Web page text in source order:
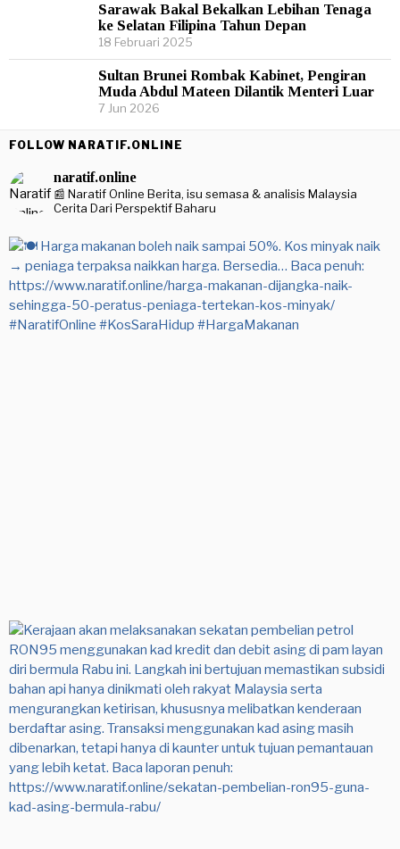
Sarawak Bakal Bekalkan Lebihan Tenaga
ke Selatan Filipina Tahun Depan
18 Februari 2025
Sultan Brunei Rombak Kabinet, Pengiran
Muda Abdul Mateen Dilantik Menteri Luar
7 Jun 2026
FOLLOW NARATIF.ONLINE
naratif.online
📰 Naratif Online Berita, isu semasa & analisis Malaysia
Cerita Dari Perspektif Baharu